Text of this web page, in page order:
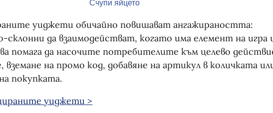
Счупи яйцето
уиджети обичайно повишават ангажираността:
склонни да взаимодействат, когато има елемент на игра
помага да насочите потребителите към целево
вземане на промо код, добавяне на артикул в количката
покупката.
уиджети >